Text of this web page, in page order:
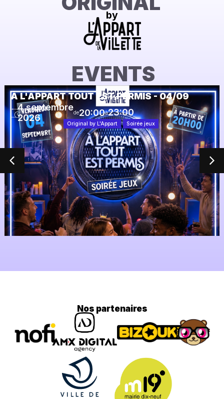
À L'APPART TOUT EST PERMIS - 04/09
4 septembre
2026
de20:00à23:00
Original by L'Appart Soirée jeux
ORIGINAL
by
EVENTS
Nos partenaires